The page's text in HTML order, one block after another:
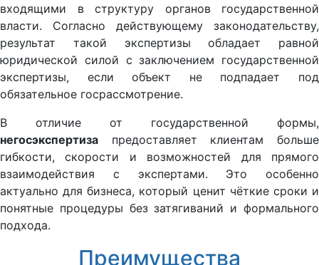
входящими в структуру органов государственной
власти. Согласно действующему законодательству,
результат такой экспертизы обладает равной
юридической силой с заключением государственной
экспертизы, если объект не подпадает под
обязательное госрассмотрение.
В отличие от государственной формы,
негосэкспертиза предоставляет клиентам больше
гибкости, скорости и возможностей для прямого
взаимодействия с экспертами. Это особенно
актуально для бизнеса, который ценит чёткие сроки и
понятные процедуры без затягиваний и формального
подхода.
Преимущества